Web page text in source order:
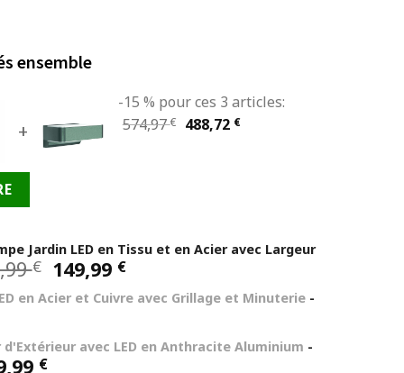
ensemble
+
-15 % pour ces 3 articles:
574,97€
Le
488,72 €Le
Jardin LED en Tissu et en Acier avec Largeur
€ Le
prix
initial
189,99 €.
149,99 €Le
actuel
149,99 €.
en Acier et Cuivre avec Grillage et Minuterie -
d'Extérieur avec LED en Anthracite Aluminium -
€Le